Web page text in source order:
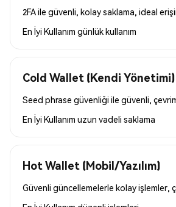
2FA ile güvenli, kolay saklama, ideal
En İyi Kullanım günlük kullanım
Cold Wallet (Kendi Yönetimi)
Seed phrase güvenliği ile güvenli,
En İyi Kullanım uzun vadeli saklama
Hot Wallet (Mobil/Yazılım)
Güvenli güncellemelerle kolay işlemler,